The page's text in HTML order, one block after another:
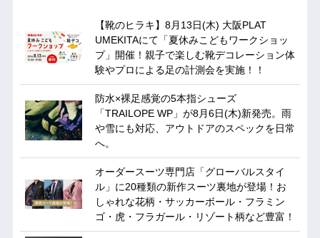
【靴のヒラキ】8月13日(木) 大阪PLAT
UMEKITAにて「夏休みこどもワークショッ
プ」開催！親子で楽しむ靴デコレーション体
験やプロによる足の計測会を実施！！
防水×裸足感覚の5本指シューズ
「TRAILOPE WP」が8月6日(木)新発売。雨
や雪にも対応、アウトドアのスペックを日常
へ。
オーダースーツ専門店「グローバルスタイ
ル」に20種類の新作スーツ裏地が登場！お
しゃれな花柄・サッカーボール・フラミン
ゴ・虎・フラガール・リゾート柄など豊富！